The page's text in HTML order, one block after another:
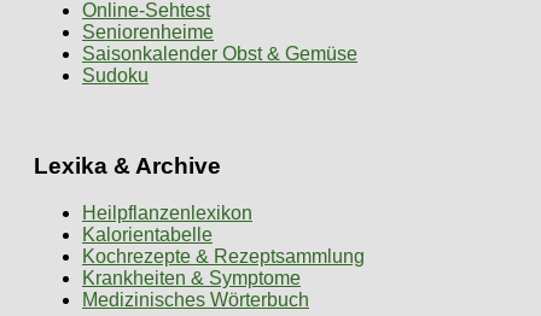
Online-Sehtest
Seniorenheime
Saisonkalender Obst & Gemüse
Sudoku
Lexika & Archive
Heilpflanzenlexikon
Kalorientabelle
Kochrezepte & Rezeptsammlung
Krankheiten & Symptome
Medizinisches Wörterbuch